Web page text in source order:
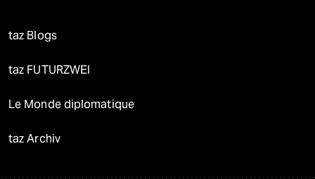
taz Blogs
taz FUTURZWEI
Le Monde diplomatique
taz Archiv